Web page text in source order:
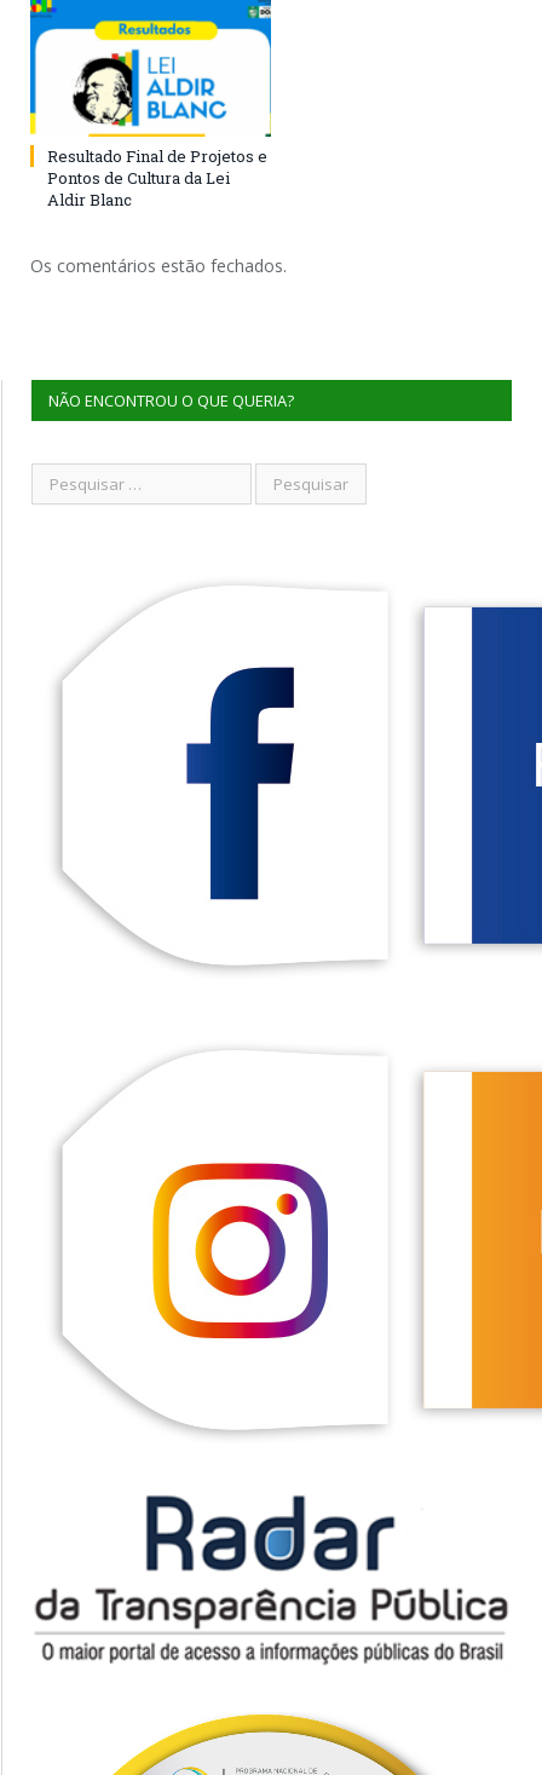
Resultado Final de Projetos e
Pontos de Cultura da Lei
Aldir Blanc
Os comentários estão fechados.
NÃO ENCONTROU O QUE QUERIA?